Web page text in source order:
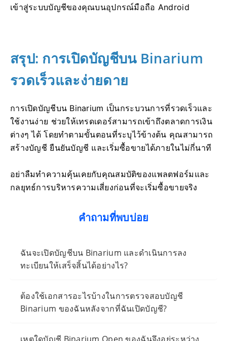
เข้าสู่ระบบบัญชีของคุณบนอุปกรณ์มือถือ Android
สรุป: การเปิดบัญชีบน Binarium
รวดเร็วและง่ายดาย
การเปิดบัญชีบน Binarium เป็นกระบวนการที่รวดเร็วและ
ใช้งานง่าย ช่วยให้เทรดเดอร์สามารถเข้าถึงตลาดการเงิน
ต่างๆ ได้ โดยทำตามขั้นตอนที่ระบุไว้ข้างต้น คุณสามารถ
สร้างบัญชี ยืนยันบัญชี และเริ่มซื้อขายได้ภายในไม่กี่นาที
อย่าลืมทำความคุ้นเคยกับคุณสมบัติของแพลตฟอร์มและ
กลยุทธ์การบริหารความเสี่ยงก่อนที่จะเริ่มซื้อขายจริง
คำถามที่พบบ่อย
ฉันจะเปิดบัญชีบน Binarium และดำเนินการลง
ทะเบียนให้เสร็จสิ้นได้อย่างไร?
ต้องใช้เอกสารอะไรบ้างในการตรวจสอบบัญชี
Binarium ของฉันหลังจากที่ฉันเปิดบัญชี?